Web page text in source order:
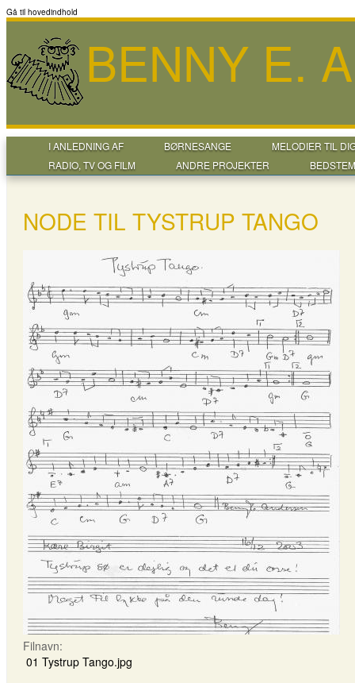
Gå til hovedindhold
BENNY E.
I ANLEDNING AF BØRNESANGE
MELODIER TIL
RADIO, TV OG FILM
ANDRE PROJEKTER
NODE TIL TYSTRUP TANGO
Filnavn:
01 Tystrup Tango.jpg